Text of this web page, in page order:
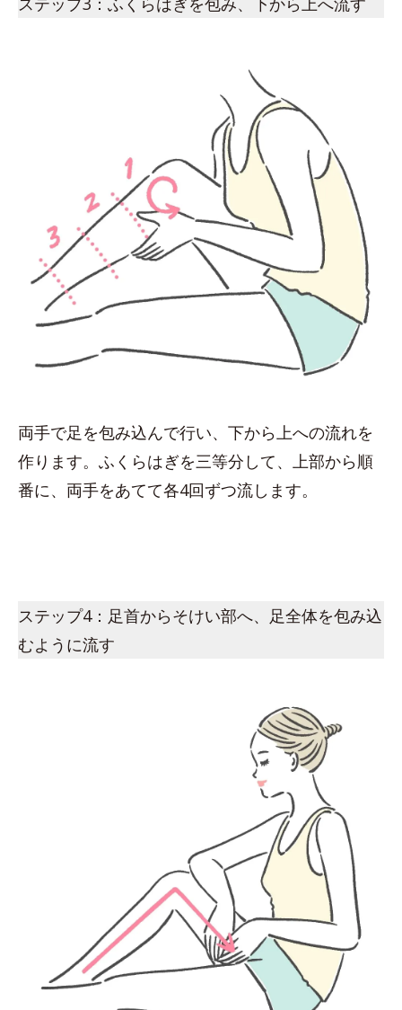
両手で足を包み込んで行い、下から上への流れを
作ります。ふくらはぎを三等分して、上部から順
番に、両手をあてて各4回ずつ流します。
ステップ4：足首からそけい部へ、足全体を包み込
むように流す